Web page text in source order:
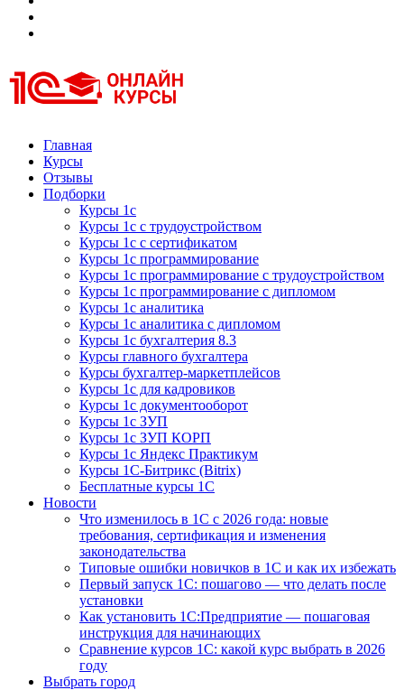
Курсы 1С
Курсы 1С официальная сертификация
Главная
Курсы
Отзывы
Подборки
Курсы 1с
Курсы 1с с трудоустройством
Курсы 1с с сертификатом
Курсы 1с программирование
Курсы 1с программирование с трудоустройством
Курсы 1с программирование с дипломом
Курсы 1с аналитика
Курсы 1с аналитика с дипломом
Курсы 1с бухгалтерия 8.3
Курсы главного бухгалтера
Курсы бухгалтер-маркетплейсов
Курсы 1с для кадровиков
Курсы 1с документооборот
Курсы 1с ЗУП
Курсы 1с ЗУП КОРП
Курсы 1с Яндекс Практикум
Курсы 1С-Битрикс (Bitrix)
Бесплатные курсы 1С
Новости
Что изменилось в 1С с 2026 года: новые
требования, сертификация и изменения
законодательства
Типовые ошибки новичков в 1С и как их избежать
Первый запуск 1С: пошагово — что делать после
установки
Как установить 1С:Предприятие — пошаговая
инструкция для начинающих
Сравнение курсов 1С: какой курс выбрать в 2026
году
Выбрать город